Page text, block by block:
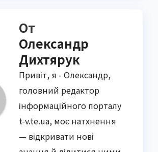
От
Олександр
Дихтярук
Привіт, я - Олександр,
головний редактор
інформаційного порталу
t-v.te.ua, моє натхнення
— відкривати нові